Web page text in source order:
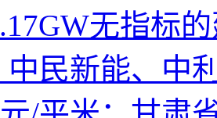
无指标
中民新能、中